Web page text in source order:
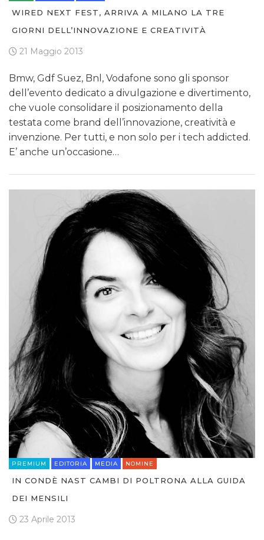
WIRED NEXT FEST, ARRIVA A MILANO LA TRE
GIORNI DELL’INNOVAZIONE E CREATIVITÀ
21 Maggio 2013
Bmw, Gdf Suez, Bnl, Vodafone sono gli sponsor
dell’evento dedicato a divulgazione e divertimento,
che vuole consolidare il posizionamento della
testata come brand dell’innovazione, creatività e
invenzione. Per tutti, e non solo per i tech addicted.
E’ anche un’occasione…
PREMIUM EDITORIA MEDIA NOMINE
IN CONDÈ NAST CAMBI DI POLTRONA ALLA GUIDA
DEI MENSILI
23 Aprile 2013